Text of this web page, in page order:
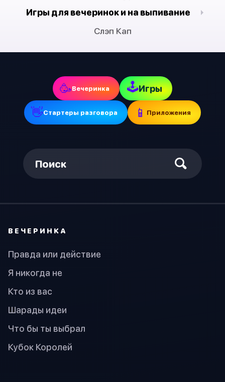
Игры для вечеринок и на выпивание
Слэп Кап
🥳Вечеринка 🕹Игры
👋Стартеры разговора 📱 Приложения
Поиск
ВЕЧЕРИНКА
Правда или действие
Я никогда не
Кто из вас
Шарады идеи
Что бы ты выбрал
Кубок Королей